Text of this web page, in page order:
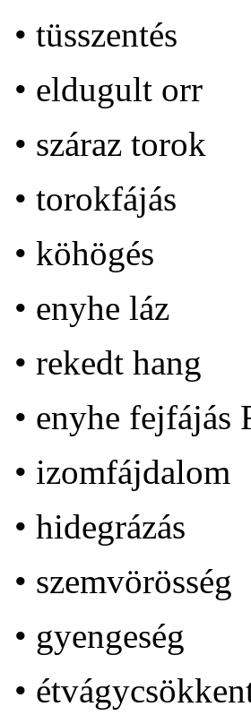
• tüsszentés
• eldugult orr
• száraz torok
• torokfájás
• köhögés
• enyhe láz
• rekedt hang
• enyhe fejfájás
• izomfájdalom
• hidegrázás
• szemvörösség
• gyengeség
•